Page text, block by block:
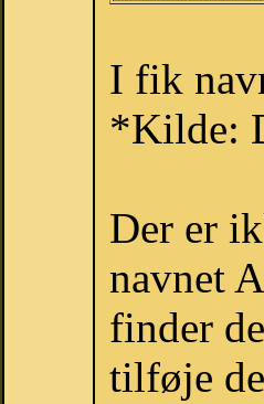
I fik
*Kilde:
Der er
navnet
finder
tilføje